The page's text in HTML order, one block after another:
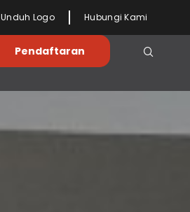
Unduh Logo Hubungi Kami
Pendaftaran